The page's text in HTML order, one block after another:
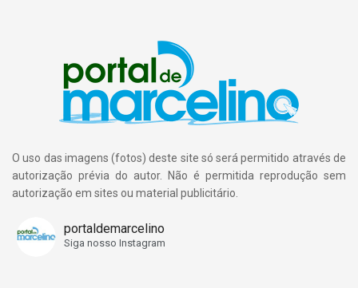
O uso das imagens (fotos) deste site só será permitido através de
autorização prévia do autor. Não é permitida reprodução sem
autorização em sites ou material publicitário.
portaldemarcelino
Siga nosso Instagram